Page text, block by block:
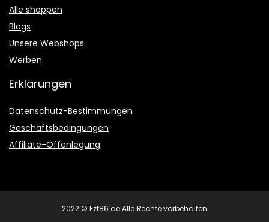
Alle shoppen
Blogs
Unsere Webshops
Werben
Erklärungen
Datenschutz-Bestimmungen
Geschäftsbedingungen
Affiliate-Offenlegung
2022 © Fzt86.de Alle Rechte vorbehalten